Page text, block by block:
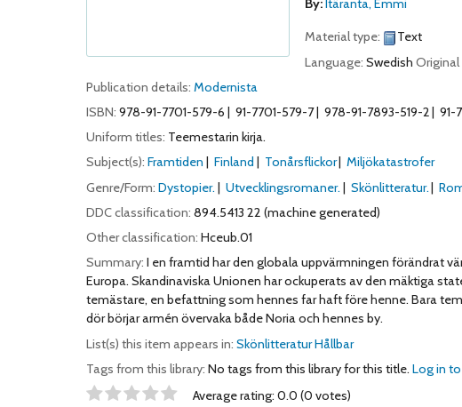
By:Itäranta, Emmi
Material type:
Text
Language: Swedish Original
Publication details: Modernista
ISBN: 978-91-7701-579-6 91-7701-579-7 978-91-7893-519-2
91-
Uniform titles: Teemestarin kirja.
Subject(s): Framtiden Finland Tonårsflickor
Miljökatastrofer
Genre/Form: Dystopier. Utvecklingsromaner. Skönlitteratur.
DDC classification: 894.5413 22 (machine generated)
Other classification: Hceub.01
Summary: I en framtid har den globala uppvärmningen förändrat
Europa. Skandinaviska Unionen har ockuperats av den mäktiga
temästare, en befattning som hennes far haft före henne. Bara
dör börjar armén övervaka både Noria och hennes by.
List(s) this item appears in: Skönlitteratur Hållbar
Tags from this library: No tags from this library for this title. Log in
Star ratings Average rating: 0.0 (0 votes)